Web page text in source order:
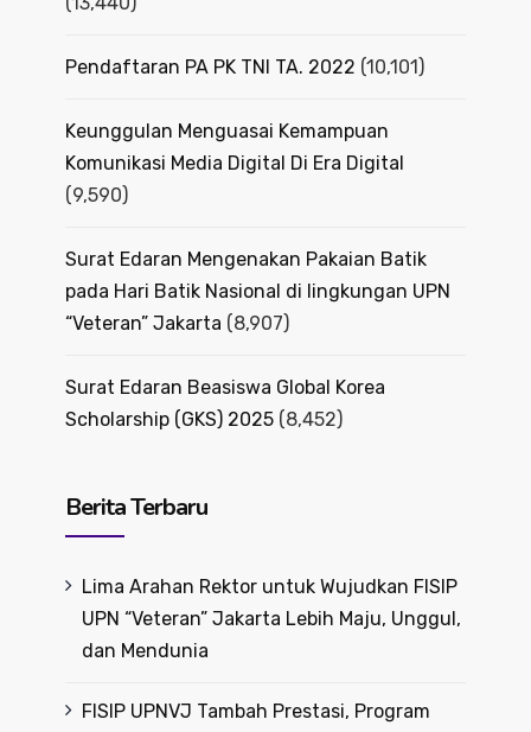
Pendaftaran PA PK TNI TA. 2022 (10,101)
Keunggulan Menguasai Kemampuan
Komunikasi Media Digital Di Era Digital
(9,590)
Surat Edaran Mengenakan Pakaian Batik
pada Hari Batik Nasional di lingkungan UPN
“Veteran” Jakarta (8,907)
Surat Edaran Beasiswa Global Korea
Scholarship (GKS) 2025 (8,452)
Berita Terbaru
Lima Arahan Rektor untuk Wujudkan FISIP
UPN “Veteran” Jakarta Lebih Maju, Unggul,
dan Mendunia
FISIP UPNVJ Tambah Prestasi, Program